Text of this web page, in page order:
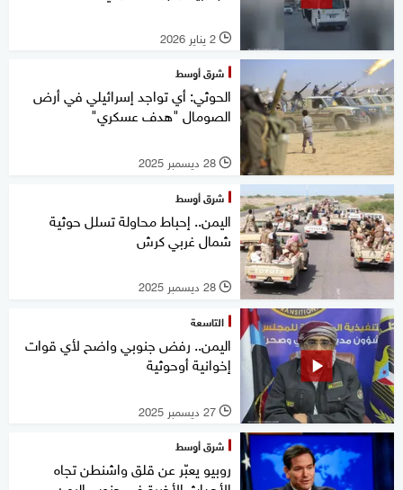
l 2 يناير 2026
شرق أوسط
الحوثي: أي تواجد إسرائيلي في أرض
الصومال "هدف عسكري"
l 28 ديسمبر 2025
شرق أوسط
اليمن.. إحباط محاولة تسلل حوثية
شمال غربي كرش
l 28 ديسمبر 2025
التاسعة
اليمن.. رفض جنوبي واضح لأي قوات
إخوانية أوحوثية
l 27 ديسمبر 2025
شرق أوسط
روبيو يعبّر عن قلق واشنطن تجاه